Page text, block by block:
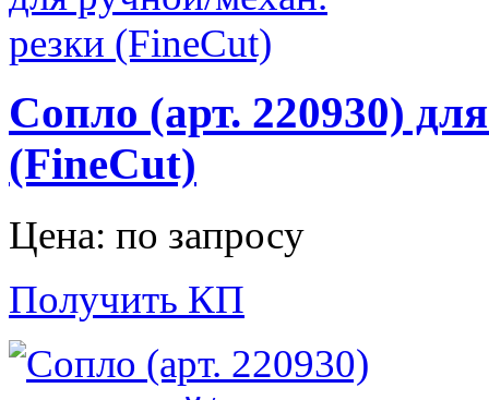
Сопло (арт. 220930)
(FineCut)
Цена: по запросу
Получить КП